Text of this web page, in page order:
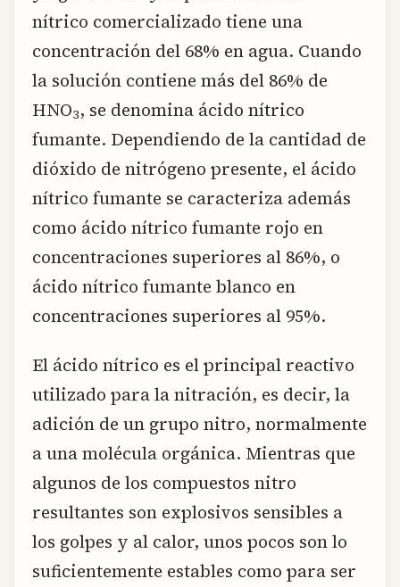
nítrico comercializado tiene una
concentración del 68% en agua. Cuando
la solución contiene más del 86% de
HNO3, se denomina ácido nítrico
fumante. Dependiendo de la cantidad de
dióxido de nitrógeno presente, el ácido
nítrico fumante se caracteriza además
como ácido nítrico fumante rojo en
concentraciones superiores al 86%, o
ácido nítrico fumante blanco en
concentraciones superiores al 95%.
El ácido nítrico es el principal reactivo
utilizado para la nitración, es decir, la
adición de un grupo nitro, normalmente
a una molécula orgánica. Mientras que
algunos de los compuestos nitro
resultantes son explosivos sensibles a
los golpes y al calor, unos pocos son lo
suficientemente estables como para ser